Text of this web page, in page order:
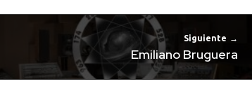
Siguiente
Emiliano Bruguera